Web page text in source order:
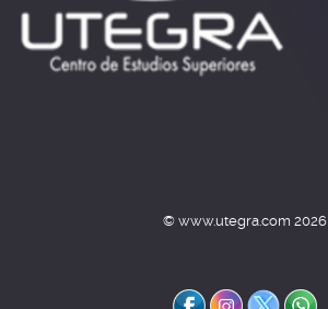
© www.utegra.com 2026